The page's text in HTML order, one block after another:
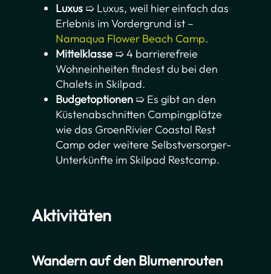
Luxus ➯ Luxus, weil hier einfach das
Erlebnis im Vordergrund ist –
Namaqua Flower Beach Camp.
Mittelklasse ➯ 4 barrierefreie
Wohneinheiten findest du bei den
Chalets in Skilpad.
Budgetoptionen ➯ Es gibt an den
Küstenabschnitten Campingplätze
wie das GroenRivier Coastal Rest
Camp oder weitere Selbstversorger-
Unterkünfte im Skilpad Restcamp.
Aktivitäten
Wandern auf den Blumenrouten